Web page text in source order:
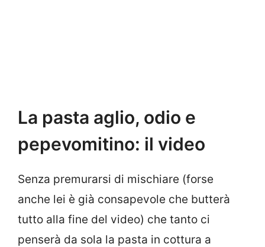
La pasta aglio, odio e
pepevomitino: il video
Senza premurarsi di mischiare (forse
anche lei è già consapevole che butterà
tutto alla fine del video) che tanto ci
penserà da sola la pasta in cottura a